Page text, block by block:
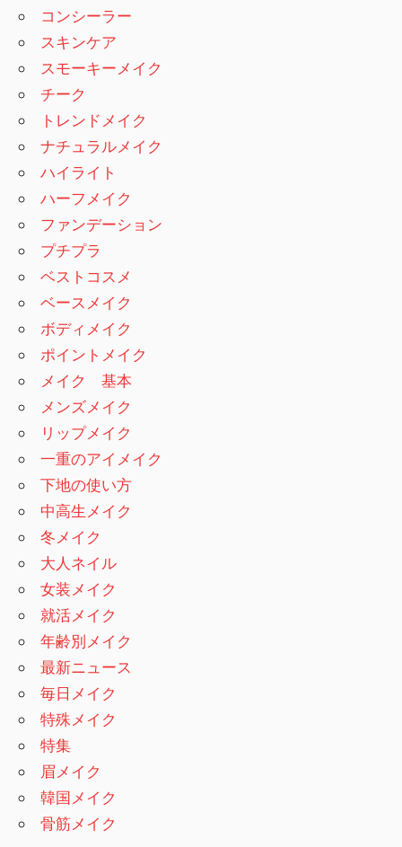
コンシーラー
スキンケア
スモーキーメイク
チーク
トレンドメイク
ナチュラルメイク
ハイライト
ハーフメイク
ファンデーション
プチプラ
ベストコスメ
ベースメイク
ボディメイク
ポイントメイク
メイク 基本
メンズメイク
リップメイク
一重のアイメイク
下地の使い方
中高生メイク
冬メイク
大人ネイル
女装メイク
就活メイク
年齢別メイク
最新ニュース
毎日メイク
特殊メイク
特集
眉メイク
韓国メイク
骨筋メイク